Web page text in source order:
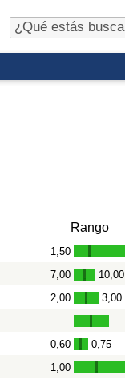
Rango
1,50 -
7,00 - 10,00
2,00 - 3,00
0,60 - 0,75
1,00 -